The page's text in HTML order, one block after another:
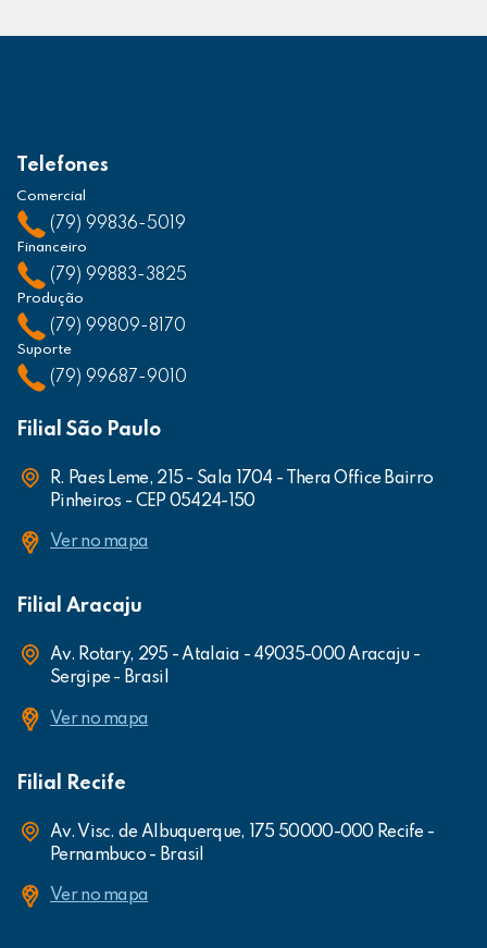
Telefones
Comercial
(79) 99836-5019
Financeiro
(79) 99883-3825
Produção
(79) 99809-8170
Suporte
(79) 99687-9010
Filial São Paulo
R. Paes Leme, 215 - Sala 1704 - Thera Office Bairro
Pinheiros - CEP 05424-150
Ver no mapa
Filial Aracaju
Av. Rotary, 295 - Atalaia - 49035-000 Aracaju -
Sergipe - Brasil
Ver no mapa
Filial Recife
Av. Visc. de Albuquerque, 175 50000-000 Recife -
Pernambuco - Brasil
Ver no mapa